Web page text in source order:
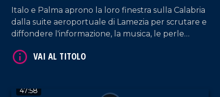
Italo e Palma aprono la loro finestra sulla Calabria
dalla suite aeroportuale di Lamezia per scrutare e
diffondere l'informazione, la musica, le perle
47:58
VAI AL TITOLO